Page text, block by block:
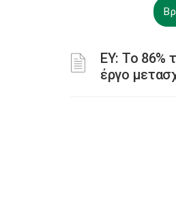
ΕΥ: Το 86%
έργο